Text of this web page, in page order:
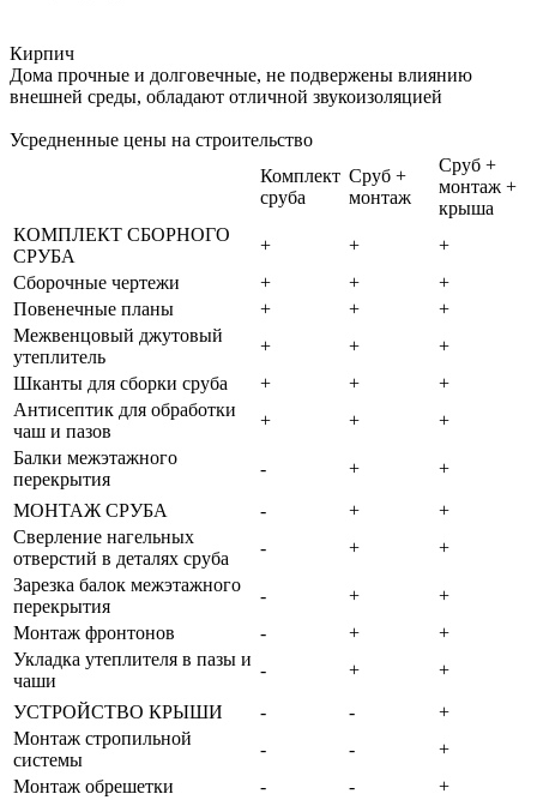
Кирпич
Дома прочные и долговечные, не подвержены влиянию
внешней среды, обладают отличной звукоизоляцией
Усредненные цены на строительство
Комплект
сруба
Сруб +
монтаж
Сруб +
монтаж +
крыша
КОМПЛЕКТ СБОРНОГО
СРУБА
+ +
+
Сборочные чертежи
+ +
+
Повенечные планы
+ +
+
Межвенцовый джутовый
утеплитель
+ +
+
Шканты для сборки сруба
+ +
+
Антисептик для обработки
чаш и пазов
+ +
+
Балки межэтажного
перекрытия
- + +
МОНТАЖ СРУБА - +
+
Сверление нагельных
отверстий в деталях сруба
- +
+
Зарезка балок межэтажного
перекрытия
- +
+
Монтаж фронтонов
- +
+
Укладка утеплителя в пазы и
чаши
- + +
УСТРОЙСТВО КРЫШИ - -
+
Монтаж стропильной
системы
- -
+
Монтаж обрешетки
- -
+